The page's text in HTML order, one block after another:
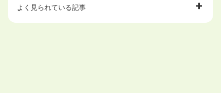
よく見られている記事